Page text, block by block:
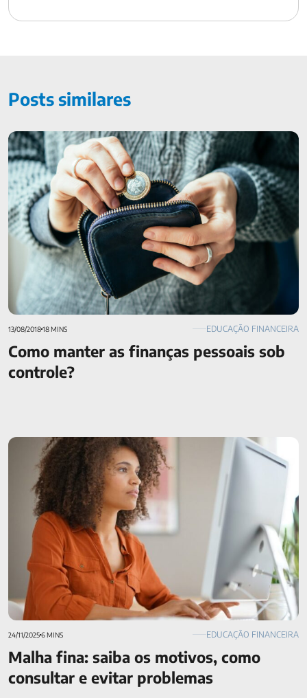
Posts similares
Como manter as finanças pessoais sob controle?
13/08/201818 MINS EDUCAÇÃO FINANCEIRA
Como manter as finanças pessoais sob
controle?
Malha fina: saiba os motivos, como consultar e evitar
problemas
24/11/20256 MINS EDUCAÇÃO FINANCEIRA
Malha fina: saiba os motivos, como
consultar e evitar problemas